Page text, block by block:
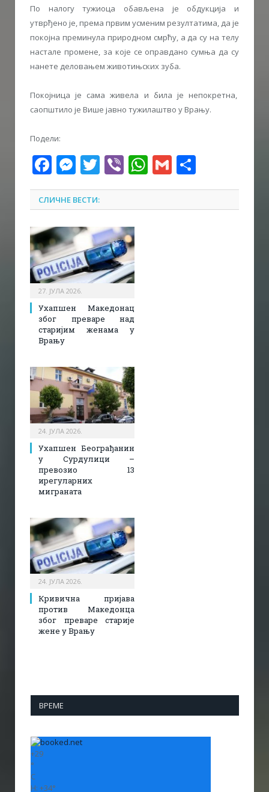
По налогу тужиоца обављена је обдукција и
утврђено је, према првим усменим резултатима, да је
покојна преминула природном смрћу, а да су на телу
настале промене, за које се оправдано сумња да су
нанете деловањем животињских зуба.
Покојница је сама живела и билa је непокретна,
саопштило је Више јавно тужилаштво у Врању.
Подели:
Facebook
Messenger
Twitter
ViberWhatsApp
Gmail
СЛИЧНЕ ВЕСТИ:
27. ЈУЛА 2026.
Ухапшен Македонац
због преваре над
старијим женама у
Врању
24. ЈУЛА 2026.
Ухапшен Београђанин
у Сурдулици –
превозио 13
ирегуларних
миграната
24. ЈУЛА 2026.
Кривична пријава
против Македонца
због преваре старије
жене у Врању
ВРЕМЕ
+29
°
C
H: +34°